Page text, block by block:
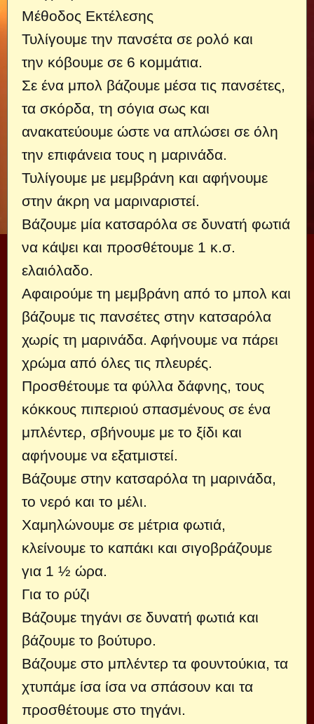
Μέθοδος Εκτέλεσης
Τυλίγουμε την πανσέτα σε ρολό και
την κόβουμε σε 6 κομμάτια.
Σε ένα μπολ βάζουμε μέσα τις πανσέτες,
τα σκόρδα, τη σόγια σως και
ανακατεύουμε ώστε να απλώσει σε όλη
την επιφάνεια τους η μαρινάδα.
Τυλίγουμε με μεμβράνη και αφήνουμε
στην άκρη να μαριναριστεί.
Βάζουμε μία κατσαρόλα σε δυνατή φωτιά
να κάψει και προσθέτουμε 1 κ.σ.
ελαιόλαδο.
Αφαιρούμε τη μεμβράνη από το μπολ και
βάζουμε τις πανσέτες στην κατσαρόλα
χωρίς τη μαρινάδα. Αφήνουμε να πάρει
χρώμα από όλες τις πλευρές.
Προσθέτουμε τα φύλλα δάφνης, τους
κόκκους πιπεριού σπασμένους σε ένα
μπλέντερ, σβήνουμε με το ξίδι και
αφήνουμε να εξατμιστεί.
Βάζουμε στην κατσαρόλα τη μαρινάδα,
το νερό και το μέλι.
Χαμηλώνουμε σε μέτρια φωτιά,
κλείνουμε το καπάκι και σιγοβράζουμε
για 1 ½ ώρα.
Για το ρύζι
Βάζουμε τηγάνι σε δυνατή φωτιά και
βάζουμε το βούτυρο.
Βάζουμε στο μπλέντερ τα φουντούκια, τα
χτυπάμε ίσα ίσα να σπάσουν και τα
προσθέτουμε στο τηγάνι.